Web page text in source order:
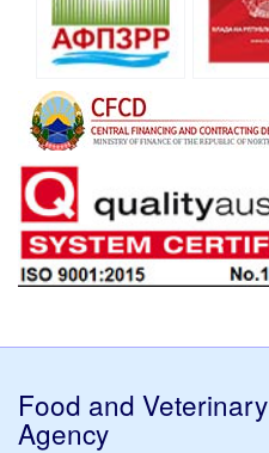
Food and Veterinary
Agency